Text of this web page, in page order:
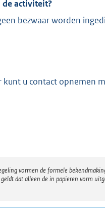
de activiteit?
bezwaar worden
u contact opnemen
vormen de formele
dat alleen de in papieren vorm